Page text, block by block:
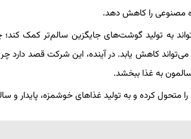
مصنوعی را کاهش دهد.
به تولید گوشت‌های جایگزین سالم‌تر کمک کند؛
دارد و میزان نمک نیز می‌تواند کاهش یابد. در آینده، این
به غذا ببخشد.